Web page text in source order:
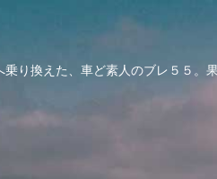
乗り換えた、車ど素人のブレ５５。